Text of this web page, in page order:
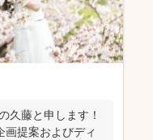
久藤と申します！
提案およびディ